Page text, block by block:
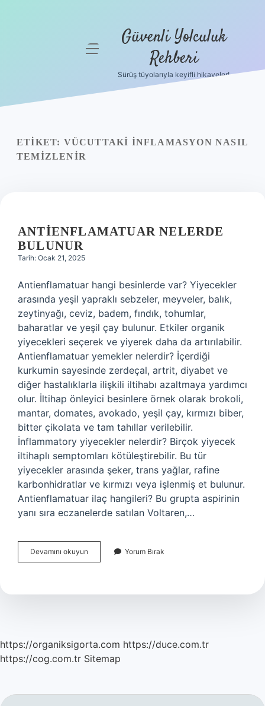
Yasal Uyarı
menüyü Güvenli Yolculuk
Rehberi
Sürüş tüyolarıyla keyifli hikayeler!
ETIKET: VÜCUTTAKI INFLAMASYON NASIL
TEMIZLENIR
ANTIENFLAMATUAR NELERDE
BULUNUR
Tarih: Ocak 21, 2025
Antienflamatuar hangi besinlerde var? Yiyecekler
arasında yeşil yapraklı sebzeler, meyveler, balık,
zeytinyağı, ceviz, badem, fındık, tohumlar,
baharatlar ve yeşil çay bulunur. Etkiler organik
yiyecekleri seçerek ve yiyerek daha da artırılabilir.
Antienflamatuar yemekler nelerdir? İçerdiği
kurkumin sayesinde zerdeçal, artrit, diyabet ve
diğer hastalıklarla ilişkili iltihabı azaltmaya yardımcı
olur. İltihap önleyici besinlere örnek olarak brokoli,
mantar, domates, avokado, yeşil çay, kırmızı biber,
bitter çikolata ve tam tahıllar verilebilir.
İnflammatory yiyecekler nelerdir? Birçok yiyecek
iltihaplı semptomları kötüleştirebilir. Bu tür
yiyecekler arasında şeker, trans yağlar, rafine
karbonhidratlar ve kırmızı veya işlenmiş et bulunur.
Antienflamatuar ilaç hangileri? Bu grupta aspirinin
yanı sıra eczanelerde satılan Voltaren,…
Devamını okuyun Antienflamatuar
Nelerde
Yorum Bırak
https://organiksigorta.com https://duce.com.tr
https://cog.com.tr Sitemap